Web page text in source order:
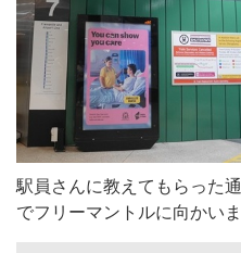
駅員さんに教えてもらった
でフリーマントルに向かいま